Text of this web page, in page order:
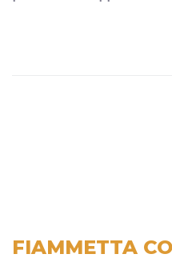
FIAMMETTA